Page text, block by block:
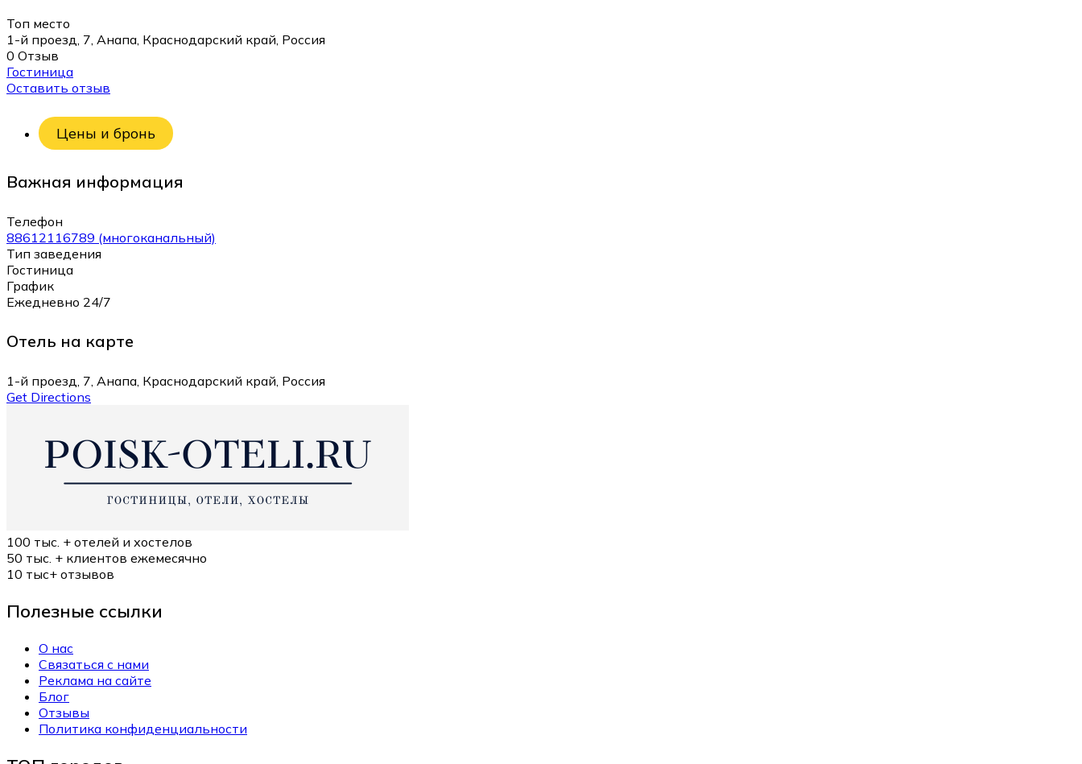
Топ место
1-й проезд, 7, Анапа, Краснодарский край, Россия
0 Отзыв
Гостиница
Оставить отзыв
Цены и бронь
Важная информация
Телефон
88612116789 (многоканальный)
Тип заведения
Гостиница
График
Ежедневно 24/7
Отель на карте
1-й проезд, 7, Анапа, Краснодарский край, Россия
Get Directions
100 тыс. + отелей и хостелов
50 тыс. + клиентов ежемесячно
10 тыс+ отзывов
Полезные ссылки
О нас
Связаться с нами
Реклама на сайте
Блог
Отзывы
Политика конфиденциальности